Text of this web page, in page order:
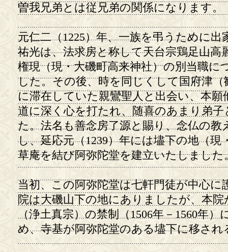
曽我兄弟とは従兄弟の関係になります。
元仁二（1225）年、一族を弔うために出
祐光は、法求房と称して天台宗鶏足山高
権現（現・大磯町高来神社）の別当職に
した。その後、時を同じくして国府津（
に滞在していた親鸞聖人と出会い、本願
道に深く心を打たれ、随喜のあまり弟
た。法名も善念房了源と賜り、念仏の
し、延応元（1239）年には壗下の地（現
草庵を結び阿弥陀堂を建立いたしました
当初、この阿弥陀堂は七軒門徒が中心
院は大磯山下の地にありましたが、本
（浄土真宗）の禁制（1506年－1560年
め、寺基が阿弥陀堂のある壗下に移さ